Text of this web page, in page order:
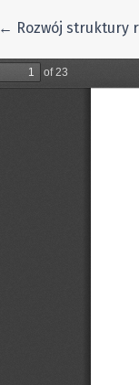
← Wróć do
Rozwój struktury